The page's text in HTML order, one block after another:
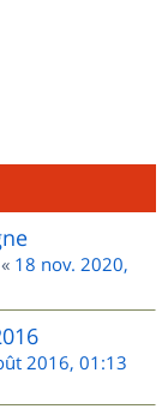
« 18 nov. 2020,
2016, 01:13